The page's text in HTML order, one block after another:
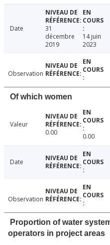
Date
31
décembre
2019
14 juin
2023
Observation
Of which women
Valeur
0.00
0.00
Date
Observation
Proportion of water
operators in project areas